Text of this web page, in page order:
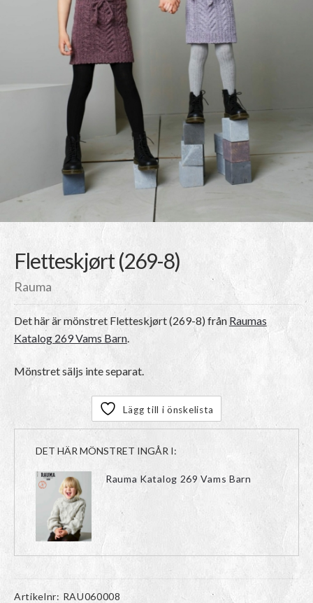
Fletteskjørt (269-8)
Rauma
Det här är mönstret Fletteskjørt (269-8) från Raumas
Katalog 269 Vams Barn.
Mönstret säljs inte separat.
Lägg till i önskelista
DET HÄR MÖNSTRET INGÅR I:
Rauma Katalog 269 Vams Barn
Artikelnr: RAU060008